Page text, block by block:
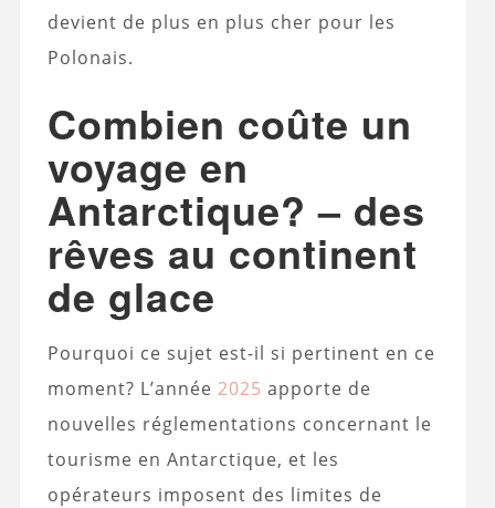
devient de plus en plus cher pour les
Polonais.
Combien coûte un
voyage en
Antarctique? – des
rêves au continent
de glace
Pourquoi ce sujet est-il si pertinent en ce
moment? L’année 2025 apporte de
nouvelles réglementations concernant le
tourisme en Antarctique, et les
opérateurs imposent des limites de